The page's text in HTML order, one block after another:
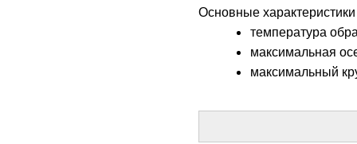
Основные характеристики
температура
максимальная
максимальный